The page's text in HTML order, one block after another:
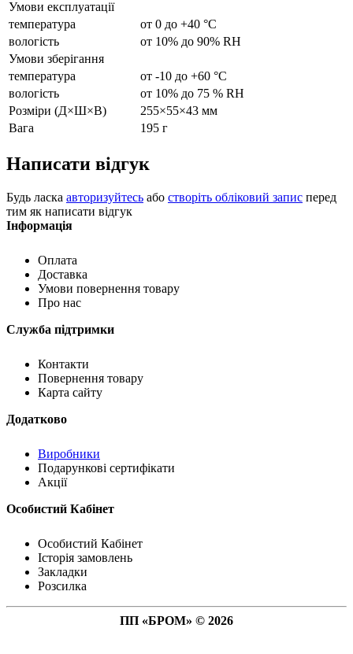
Умови експлуатації
температура
от 0 до +40 °C
вологість
от 10% до 90% RH
Умови зберігання
температура
от -10 до +60 °C
вологість
от 10% до 75 % RH
Розміри (Д×Ш×В)
255×55×43 мм
Вага
195 г
Написати відгук
Будь ласка авторизуйтесь або створіть обліковий запис перед
тим як написати відгук
Інформація
Оплата
Доставка
Умови повернення товару
Про нас
Служба підтримки
Контакти
Повернення товару
Карта сайту
Додатково
Виробники
Подарункові сертифікати
Акції
Особистий Кабінет
Особистий Кабінет
Історія замовлень
Закладки
Розсилка
ПП «БРОМ» © 2026